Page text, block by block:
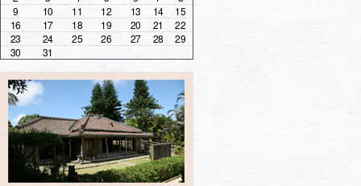
9
10 11 12 13 14
15
16
17 18 19 20 21
22
23
24 25 26 27 28
29
30
31